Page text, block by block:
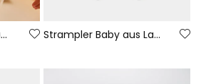
Babystrampler aus Samt in Rohweiß mit Waldmuster Strampler Baby aus Lammfellimitat, Rohweiß